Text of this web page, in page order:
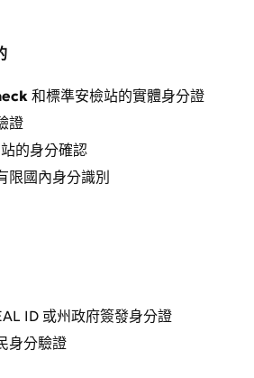
和標準安檢站的實體身分證
證
的身分確認
限國內身分識別
ID 或州政府簽發身分證
身分驗證